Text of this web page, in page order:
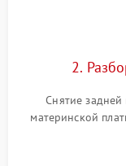
2.
Снятие задней
материнской
Проверка